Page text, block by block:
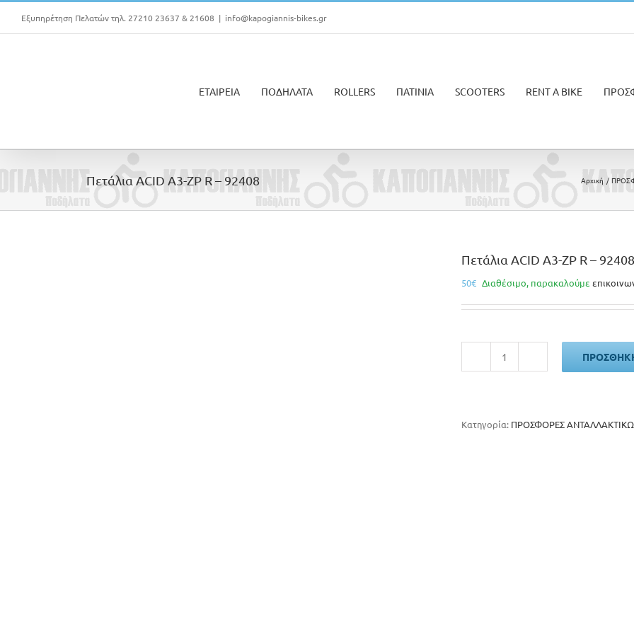
Μετάβαση
περιεχόμενο
Εξυπηρέτηση Πελατών τηλ. 27210 23637 & 21608 | info@kapogiannis-bikes.gr
ΕΤΑΙΡΕΙΑ ΠΟΔΗΛΑΤΑ ROLLERS ΠΑΤΙΝΙΑ SCOOTERS RENT A BIKE
Πετάλια ACID A3-ZP R – 92408 Αρχική
Πετάλια ACID A3-ZP R – 92408
50€ Διαθέσιμο, παρακαλούμε
Πετάλια
Κατηγορία: ΠΡΟΣΦΟΡΕΣ